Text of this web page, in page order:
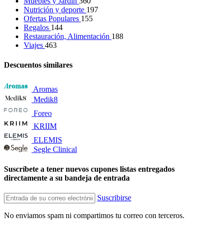
Nutrición y deporte 197
Ofertas Populares 155
Regalos 144
Restauración, Alimentación 188
Viajes 463
Descuentos similares
Aromas
Medik8
Foreo
KRIIM
ELEMIS
Segle Clinical
Suscríbete a tener nuevos cupones listas entregados
directamente a su bandeja de entrada
Suscribirse
No enviamos spam ni compartimos tu correo con terceros.